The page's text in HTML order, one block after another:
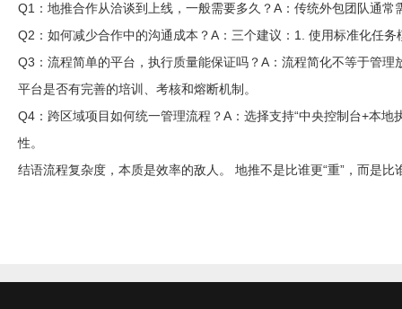
Q1：地推合作从洽谈到上线，一般需要多久？A：传统外包团队通常
Q2：如何减少合作中的沟通成本？A：三个建议：1. 使用标准化任
Q3：流程简单的平台，执行质量能保证吗？A：流程简化不等于管理
平台是否有完善的培训、考核和熔断机制。
Q4：跨区域项目如何统一管理流程？A：选择支持“中央控制台+本
性。
结语流程复杂度，本质是效率的敌人。 地推不是比谁更“重”，而是